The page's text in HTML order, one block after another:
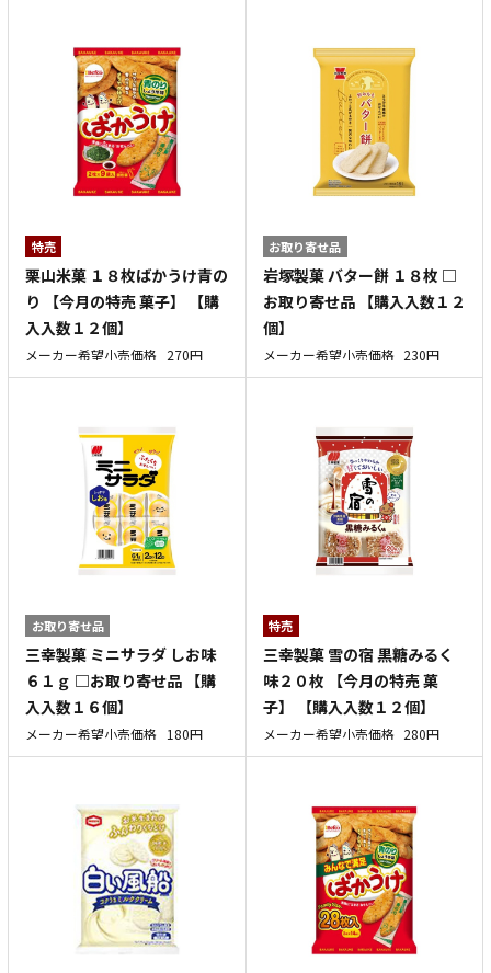
特売
栗山米菓 １８枚ばかうけ青の
り 【今月の特売 菓子】 【購
入入数１２個】
メーカー希望小売価格 270円
お取り寄せ品
岩塚製菓 バター餅 １８枚 □
お取り寄せ品 【購入入数１２
個】
メーカー希望小売価格 230円
お取り寄せ品
三幸製菓 ミニサラダ しお味
６１ｇ □お取り寄せ品 【購
入入数１６個】
メーカー希望小売価格 180円
特売
三幸製菓 雪の宿 黒糖みるく
味２０枚 【今月の特売 菓
子】 【購入入数１２個】
メーカー希望小売価格 280円